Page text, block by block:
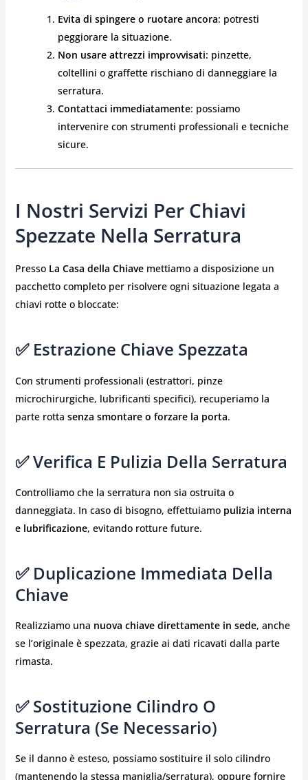
Evita di spingere o ruotare ancora: potresti
peggiorare la situazione.
Non usare attrezzi improvvisati: pinzette,
coltellini o graffette rischiano di danneggiare la
serratura.
Contattaci immediatamente: possiamo
intervenire con strumenti professionali e tecniche
sicure.
I Nostri Servizi Per Chiavi
Spezzate Nella Serratura
Presso La Casa della Chiavemettiamo a disposizione un
pacchetto completo per risolvere ogni situazione legata a
chiavi rotte o bloccate:
✅ Estrazione Chiave Spezzata
Con strumenti professionali (estrattori, pinze
microchirurgiche, lubrificanti specifici), recuperiamo la
parte rotta senza smontare o forzare la porta.
✅ Verifica E Pulizia Della Serratura
Controlliamo che la serratura non sia ostruita o
danneggiata. In caso di bisogno, effettuiamo pulizia interna
e lubrificazione, evitando rotture future.
✅ Duplicazione Immediata Della
Chiave
Realizziamo una nuova chiave direttamente in sede, anche
se l’originale è spezzata, grazie ai dati ricavati dalla parte
rimasta.
✅ Sostituzione Cilindro O
Serratura (se Necessario)
Se il danno è esteso, possiamo sostituire il solo cilindro
(mantenendo la stessa maniglia/serratura), oppure fornire